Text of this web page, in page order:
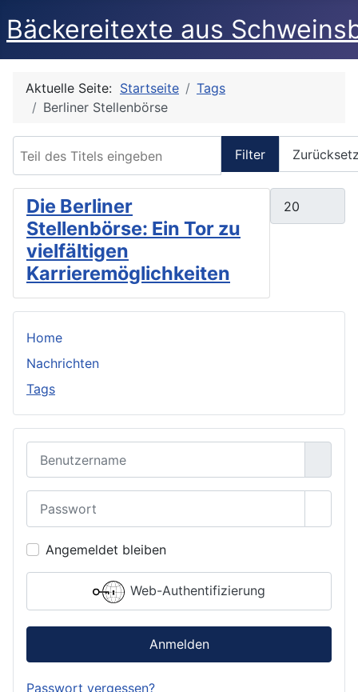
Bäckereitexte aus
Aktuelle Seite: Startseite
Tags
Berliner Stellenbörse
Filter
Die Berliner
Stellenbörse: Ein Tor zu
vielfältigen
Karrieremöglichkeiten
Home
Nachrichten
Tags
Angemeldet bleiben
Web-Authentifizierung
Anmelden
Passwort vergessen?